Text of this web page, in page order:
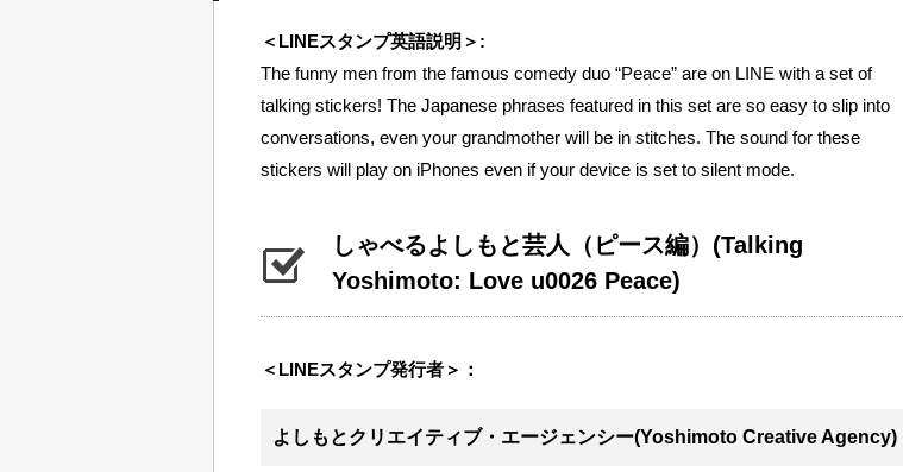
＜LINEスタンプ英語説明＞:
The funny men from the famous comedy duo “Peace” are on LINE with a set of
talking stickers! The Japanese phrases featured in this set are so easy to slip into
conversations, even your grandmother will be in stitches. The sound for these
stickers will play on iPhones even if your device is set to silent mode.
しゃべるよしもと芸人（ピース編） (Talking
Yoshimoto: Love u0026 Peace)
＜LINEスタンプ発行者＞：
よしもとクリエイティブ・エージェンシー(Yoshimoto Creative Agency)